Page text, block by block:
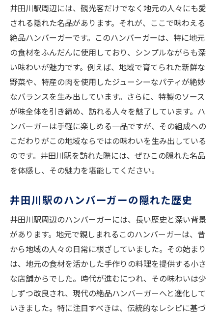
井田川駅周辺には、観光客だけでなく地元の人々にも愛
される隠れた名品があります。それが、ここで味わえる
絶品ハンバーガーです。このハンバーガーは、特に地元
の食材をふんだんに使用しており、シンプルながらも深
い味わいが魅力です。例えば、地域で育てられた新鮮な
野菜や、特産の肉を使用したジューシーなパティが絶妙
なバランスを生み出しています。さらに、特製のソース
が味全体を引き締め、訪れる人々を魅了しています。ハ
ンバーガーは手軽に楽しめる一品ですが、その組成への
こだわりがこの地域ならではの味わいを生み出している
のです。井田川駅を訪れた際には、ぜひこの隠れた名品
を体感し、その魅力を堪能してください。
井田川駅のハンバーガーの隠れた歴史
井田川駅周辺のハンバーガーには、長い歴史と深い背景
があります。地元で親しまれるこのハンバーガーは、昔
から地域の人々の日常に根ざしていました。その始まり
は、地元の食材を活かした手作りの料理を提供する小さ
な店舗からでした。時代が進むにつれ、その味わいは少
しずつ改良され、現代の絶品ハンバーガーへと進化して
いきました。特に注目すべきは、伝統的なレシピに基づ